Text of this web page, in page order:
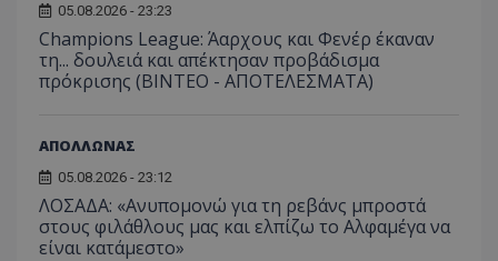
05.08.2026 - 23:23
Champions League: Άαρχους και Φενέρ έκαναν
τη... δουλειά και απέκτησαν προβάδισμα
πρόκρισης (ΒΙΝΤΕΟ - ΑΠΟΤΕΛΕΣΜΑΤΑ)
ΑΠΟΛΛΩΝΑΣ
05.08.2026 - 23:12
ΛΟΣΑΔΑ: «Ανυπομονώ για τη ρεβάνς μπροστά
στους φιλάθλους μας και ελπίζω το Αλφαμέγα να
είναι κατάμεστο»